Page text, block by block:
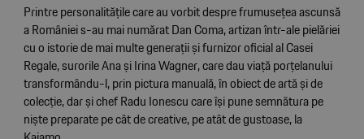
Printre personalitățile care au vorbit despre frumusețea ascunsă
a României s-au mai numărat Dan Coma, artizan într-ale pielăriei
cu o istorie de mai multe generații și furnizor oficial al Casei
Regale, surorile Ana și Irina Wagner, care dau viață porțelanului
transformându-l, prin pictura manuală, în obiect de artă și de
colecție, dar și chef Radu Ionescu care își pune semnătura pe
niște preparate pe cât de creative, pe atât de gustoase, la